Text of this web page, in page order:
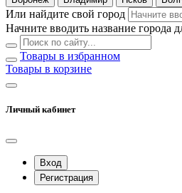
Или найдите свой город
Начните вводить название города
Товары в избранном
Товары в корзине
Личный кабинет
Вход
Регистрация